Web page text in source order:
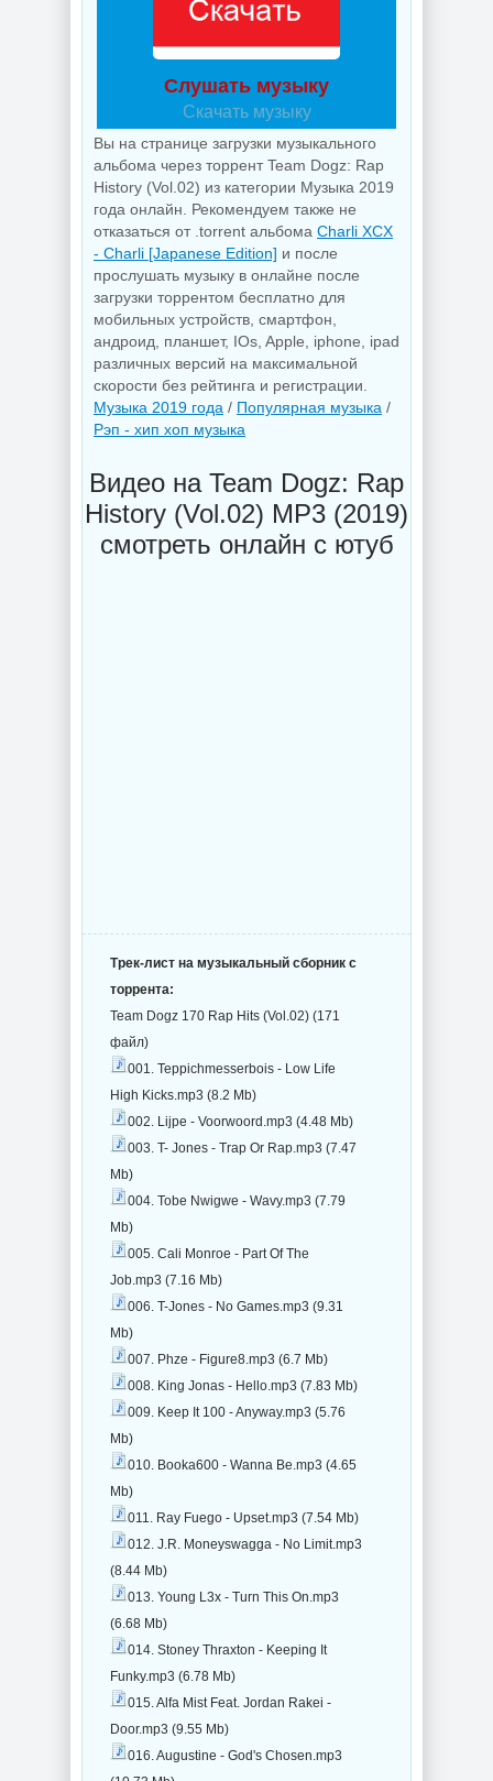
Слушать музыку
Скачать музыку
Вы на странице загрузки музыкального
альбома через торрент Team Dogz: Rap
History (Vol.02) из категории Музыка 2019
года онлайн. Рекомендуем также не
отказаться от .torrent альбома Charli XCX
- Charli [Japanese Edition] и после
прослушать музыку в онлайне после
загрузки торрентом бесплатно для
мобильных устройств, смартфон,
андроид, планшет, IOs, Apple, iphone, ipad
различных версий на максимальной
скорости без рейтинга и регистрации.
Музыка 2019 года / Популярная музыка /
Рэп - хип хоп музыка
Видео на Team Dogz: Rap
History (Vol.02) MP3 (2019)
смотреть онлайн с ютуб
Трек-лист на музыкальный сборник с
торрента:
Team Dogz 170 Rap Hits (Vol.02) (171
файл)
001. Teppichmesserbois - Low Life
High Kicks.mp3 (8.2 Mb)
002. Lijpe - Voorwoord.mp3 (4.48 Mb)
003. T- Jones - Trap Or Rap.mp3 (7.47
Mb)
004. Tobe Nwigwe - Wavy.mp3 (7.79
Mb)
005. Cali Monroe - Part Of The
Job.mp3 (7.16 Mb)
006. T-Jones - No Games.mp3 (9.31
Mb)
007. Phze - Figure8.mp3 (6.7 Mb)
008. King Jonas - Hello.mp3 (7.83 Mb)
009. Keep It 100 - Anyway.mp3 (5.76
Mb)
010. Booka600 - Wanna Be.mp3 (4.65
Mb)
011. Ray Fuego - Upset.mp3 (7.54 Mb)
012. J.R. Moneyswagga - No Limit.mp3
(8.44 Mb)
013. Young L3x - Turn This On.mp3
(6.68 Mb)
014. Stoney Thraxton - Keeping It
Funky.mp3 (6.78 Mb)
015. Alfa Mist Feat. Jordan Rakei -
Door.mp3 (9.55 Mb)
016. Augustine - God's Chosen.mp3